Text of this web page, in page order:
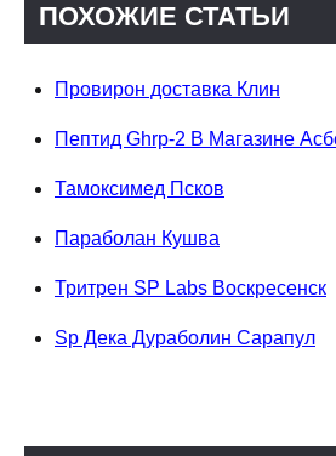
ПОХОЖИЕ СТАТЬИ
Провирон доставка Клин
Пептид Ghrp-2 В Магазине
Тамоксимед Псков
Параболан Кушва
Тритрен SP Labs Воскресенск
Sp Дека Дураболин Сарапул